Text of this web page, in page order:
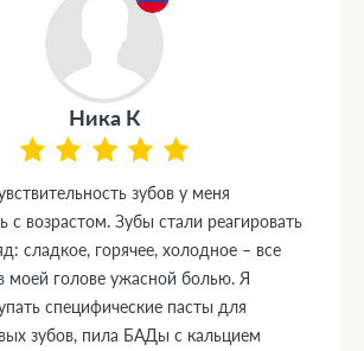
Ника К
зубов у меня
с возрастом. Зубы стали реагировать
сладкое, горячее, холодное – все
моей голове ужасной болью. Я
специфические пасты для
зубов, пила БАДы с кальцием